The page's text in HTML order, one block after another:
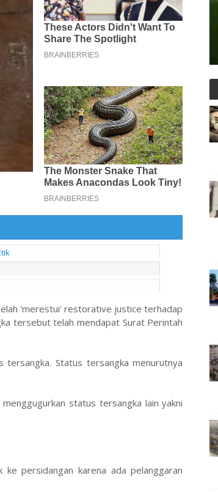
'merestui' restorative justice terhadap
tersebut telah mendapat Surat Perintah
tersangka. Status tersangka menurutnya
status tersangka lain yakni
persidangan karena ada pelanggaran